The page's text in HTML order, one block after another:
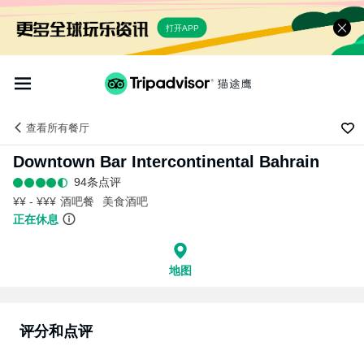
打开APP
查看所有餐厅
Downtown Bar Intercontinental Bahrain
94条点评
¥¥ - ¥¥¥ 酒吧餐
美食酒吧
正在休息
地图
评分和点评